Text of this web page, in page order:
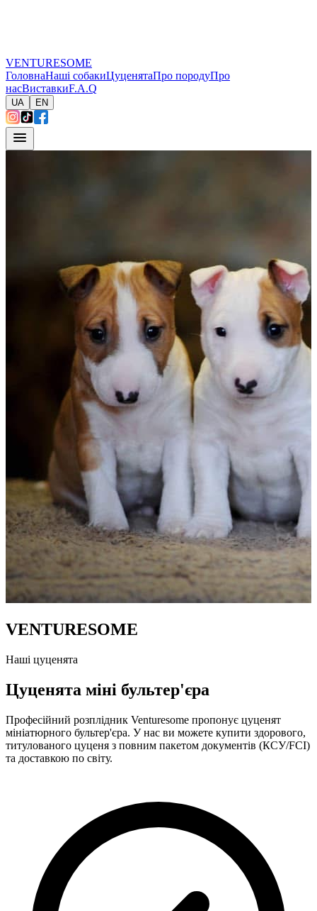
VENTURESOME
ГоловнаНаші собакиЦуценятаПро породуПро
насВиставкиF.A.Q
UA EN
VENTURESOME
Наші цуценята
Цуценята міні бультер'єра
Професійний розплідник Venturesome пропонує цуценят
мініатюрного бультер'єра. У нас ви можете купити здорового,
титулованого цуценя з повним пакетом документів (КСУ/FCI)
та доставкою по світу.